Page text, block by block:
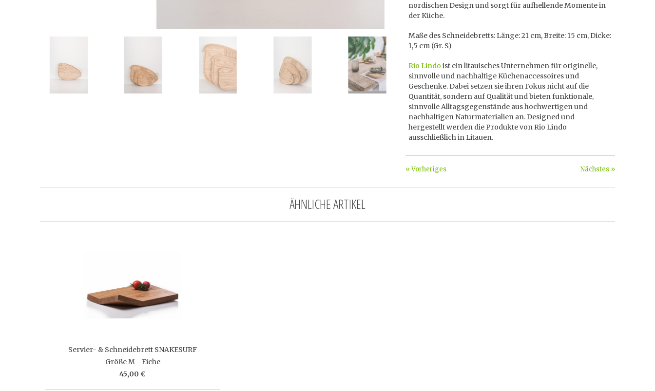
nordischen Design und sorgt für aufhellende Momente in
der Küche.
Maße des Schneidebretts: Länge: 21 cm, Breite: 15 cm, Dicke:
1,5 cm (Gr. S)
Rio Lindo ist ein litauisches Unternehmen für originelle,
sinnvolle und nachhaltige Küchenaccessoires und
Geschenke. Dabei setzen sie ihren Fokus nicht auf die
Quantität, sondern auf Qualität und bieten funktionale,
sinnvolle Alltagsgegenstände aus hochwertigen und
nachhaltigen Naturmaterialien an. Designed und
hergestellt werden die Produkte von Rio Lindo
ausschließlich in Litauen.
Nächstes »
« Vorheriges
ÄHNLICHE ARTIKEL
Servier- & Schneidebrett SNAKESURF
Größe M - Eiche
45,00 €